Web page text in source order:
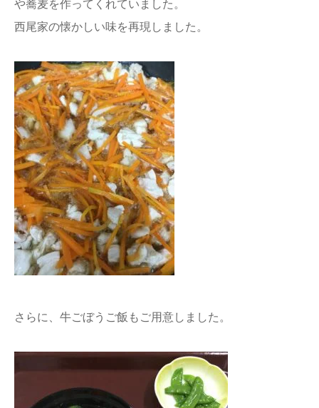
や蕎麦を作ってくれていました。
西尾家の懐かしい味を再現しました。
さらに、牛ごぼうご飯もご用意しました。